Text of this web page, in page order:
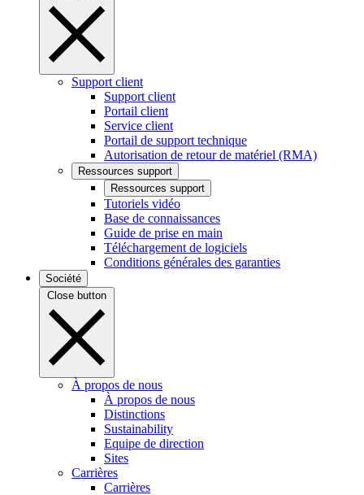
Support client
Support client
Portail client
Service client
Portail de support technique
Autorisation de retour de matériel (RMA)
Ressources support
Ressources support
Tutoriels vidéo
Base de connaissances
Guide de prise en main
Téléchargement de logiciels
Conditions générales des garanties
Société
Close button
À propos de nous
À propos de nous
Distinctions
Sustainability
Equipe de direction
Sites
Carrières
Carrières